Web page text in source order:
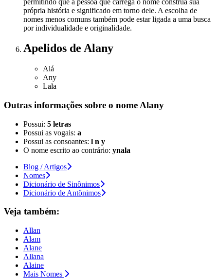
própria história e significado em torno dele. A escolha de
nomes menos comuns também pode estar ligada a uma busca
por individualidade e originalidade.
Apelidos de Alany
Alá
Any
Lala
Outras informações sobre o nome Alany
Possui: 5 letras
Possui as vogais: a
Possui as consoantes: l n y
O nome escrito ao contrário: ynala
Blog / Artigos
Nomes
Dicionário de Sinônimos
Dicionário de Antônimos
Veja também:
Allan
Alam
Alane
Allana
Alaine
Mais Nomes